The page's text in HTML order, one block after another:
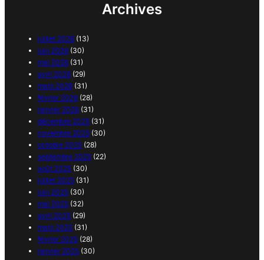
Archives
juillet 2026 (13)
juin 2026 (30)
mai 2026 (31)
avril 2026 (29)
mars 2026 (31)
février 2026 (28)
janvier 2026 (31)
décembre 2025 (31)
novembre 2025 (30)
octobre 2025 (28)
septembre 2025 (22)
août 2025 (30)
juillet 2025 (31)
juin 2025 (30)
mai 2025 (32)
avril 2025 (29)
mars 2025 (31)
février 2025 (28)
janvier 2025 (30)